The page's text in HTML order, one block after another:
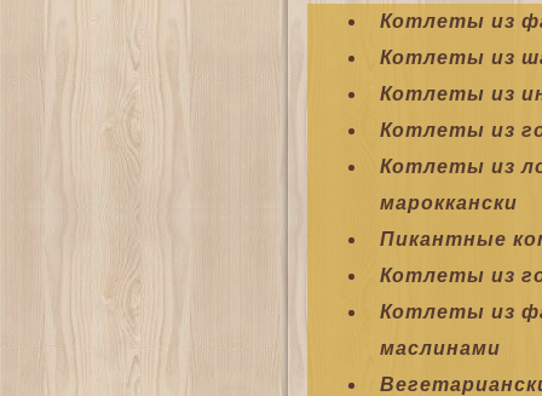
Котлеты из
Котлеты из
Котлеты из
Котлеты из
Котлеты из
мароккански
Пикантные
Котлеты из
Котлеты из
маслинами